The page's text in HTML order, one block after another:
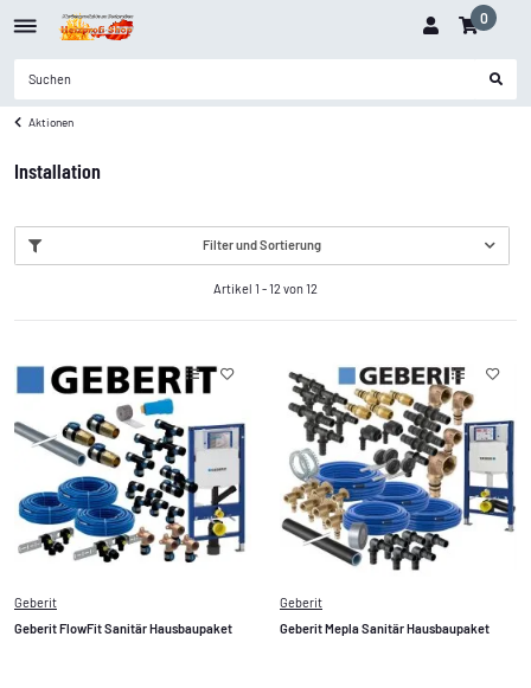
0
Aktionen
Installation
Filter und Sortierung
Artikel 1 - 12 von 12
Geberit
Geberit FlowFit Sanitär Hausbaupaket
Geberit
Geberit Mepla Sanitär Hausbaupaket